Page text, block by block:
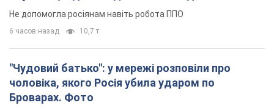
Не допомогла росіянам навіть робота ППО
6 часов назад 10,7 т.
"Чудовий батько": у мережі розповіли про
чоловіка, якого Росія убила ударом по
Броварах. Фото